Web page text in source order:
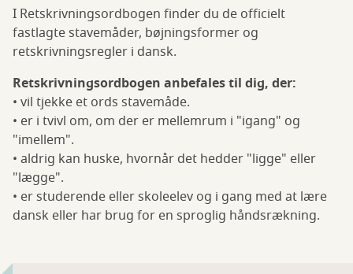
I Retskrivningsordbogen finder du de officielt
fastlagte stavemåder, bøjningsformer og
retskrivningsregler i dansk.
Retskrivningsordbogen anbefales til dig, der:
• vil tjekke et ords stavemåde.
• er i tvivl om, om der er mellemrum i "igang" og
"imellem".
• aldrig kan huske, hvornår det hedder "ligge" eller
"lægge".
• er studerende eller skoleelev og i gang med at lære
dansk eller har brug for en sproglig håndsrækning.